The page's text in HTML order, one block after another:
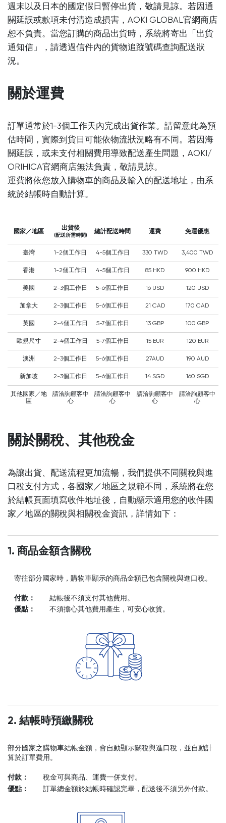
週末以及日本的國定假日暫停出貨，敬請見諒。若因通
關延誤或款項未付清造成損害，AOKI GLOBAL官網商店
恕不負責。當您訂購的商品出貨時，系統將寄出「出貨
通知信」，請透過信件內的貨物追蹤號碼查詢配送狀
況。
關於運費
訂單通常於1-3個工作天內完成出貨作業。請留意此為預
估時間，實際到貨日可能依物流狀況略有不同。若因海
關延誤，或未支付相關費用導致配送產生問題，AOKI/
ORIHICA官網商店無法負責，敬請見諒。
運費將依您放入購物車的商品及輸入的配送地址，由系
統於結帳時自動計算。
國家／地區
出貨後
(配送所需時間)
總計配送時間 運費 免運優惠
臺灣 1-2個工作日 4-5個工作日 330 TWD 3,400 TWD
香港 1-2個工作日 4-5個工作日 85 HKD 900 HKD
美國 2-3個工作日 5-6個工作日 16 USD 120 USD
加拿大 2-3個工作日 5-6個工作日 21 CAD 170 CAD
英國 2-4個工作日 5-7個工作日 13 GBP 100 GBP
歐規尺寸 2-4個工作日 5-7個工作日 15 EUR 120 EUR
澳洲 2-3個工作日 5-6個工作日 27AUD 190 AUD
新加坡 2-3個工作日 5-6個工作日 14 SGD 160 SGD
其他國家／地
區
請洽詢顧客中
心
請洽詢顧客中
心
請洽詢顧客中
心
請洽詢顧客中
心
關於關稅、其他稅金
為讓出貨、配送流程更加流暢，我們提供不同關稅與進
口稅支付方式，各國家／地區之規範不同，系統將在您
於結帳頁面填寫收件地址後，自動顯示適用您的收件國
家／地區的關稅與相關稅金資訊，詳情如下：
1. 商品金額含關稅
寄往部分國家時，購物車顯示的商品金額已包含關稅與進口稅。
付款：
結帳後不須支付其他費用。
優點：
不須擔心其他費用產生，可安心收貨。
2. 結帳時預繳關稅
部分國家之購物車結帳金額，會自動顯示關稅與進口稅，並自動計
算於訂單費用。
付款：
稅金可與商品、運費一併支付。
優點：
訂單總金額於結帳時確認完畢，配送後不須另外付款。